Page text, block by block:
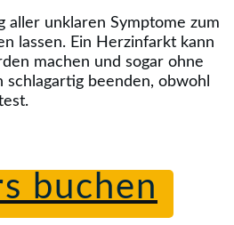
aller unklaren Symptome zum
lassen. Ein Herzinfarkt kann
machen und sogar ohne
schlagartig beenden, obwohl
buchen